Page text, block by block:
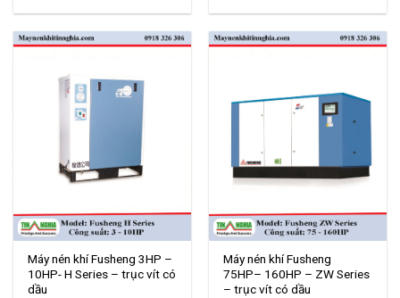
Máy nén khí Fusheng 3HP –
10HP- H Series – trục vít có
dầu
Máy nén khí Fusheng
75HP– 160HP – ZW Series
– trục vít có dầu